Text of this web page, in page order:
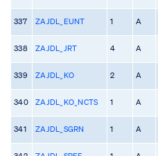
337 ZAJDL_EUNT 1 A
338 ZAJDL_JRT 4 A
339 ZAJDL_KO 2 A
340 ZAJDL_KO_NCTS 1 A
341 ZAJDL_SGRN 1 A